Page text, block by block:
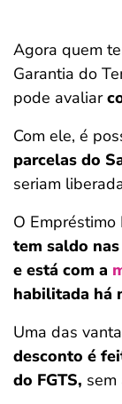
Agora quem
Garantia do
pode avaliar
Com ele, é
parcelas do
seriam
O
tem saldo
e está com a
habilitada há
Uma das
desconto é
do FGTS, sem